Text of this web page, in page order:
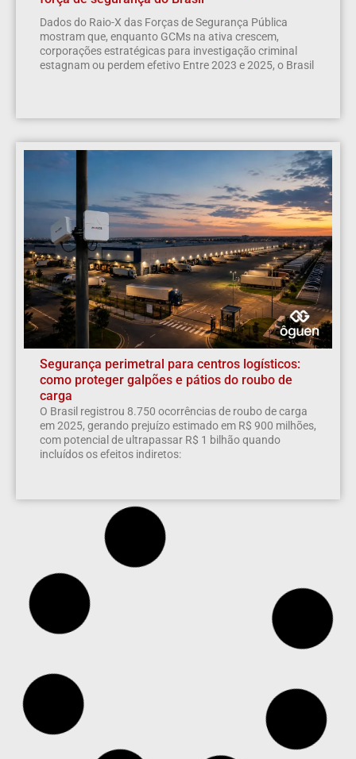
Dados do Raio-X das Forças de Segurança Pública
mostram que, enquanto GCMs na ativa crescem,
corporações estratégicas para investigação criminal
estagnam ou perdem efetivo Entre 2023 e 2025, o Brasil
Segurança perimetral para centros logísticos:
como proteger galpões e pátios do roubo de
carga
O Brasil registrou 8.750 ocorrências de roubo de carga
em 2025, gerando prejuízo estimado em R$ 900 milhões,
com potencial de ultrapassar R$ 1 bilhão quando
incluídos os efeitos indiretos: